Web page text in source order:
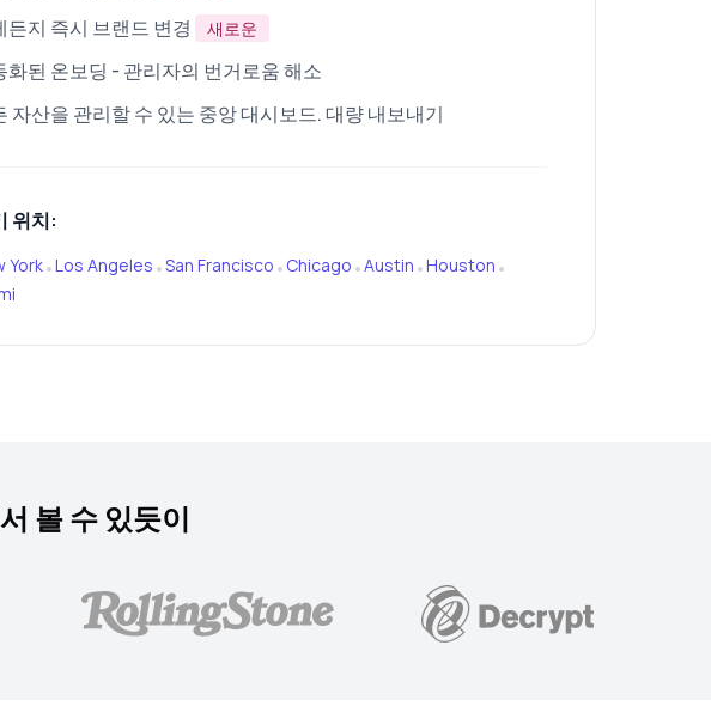
든지 즉시 브랜드 변경 새로운
화된 온보딩 - 관리자의 번거로움 해소
자산을 관리할 수 있는 중앙 대시보드. 대량 내보내기
위치:
York•Los Angeles •San Francisco • Chicago •Austin •Houston •
볼 수 있듯이